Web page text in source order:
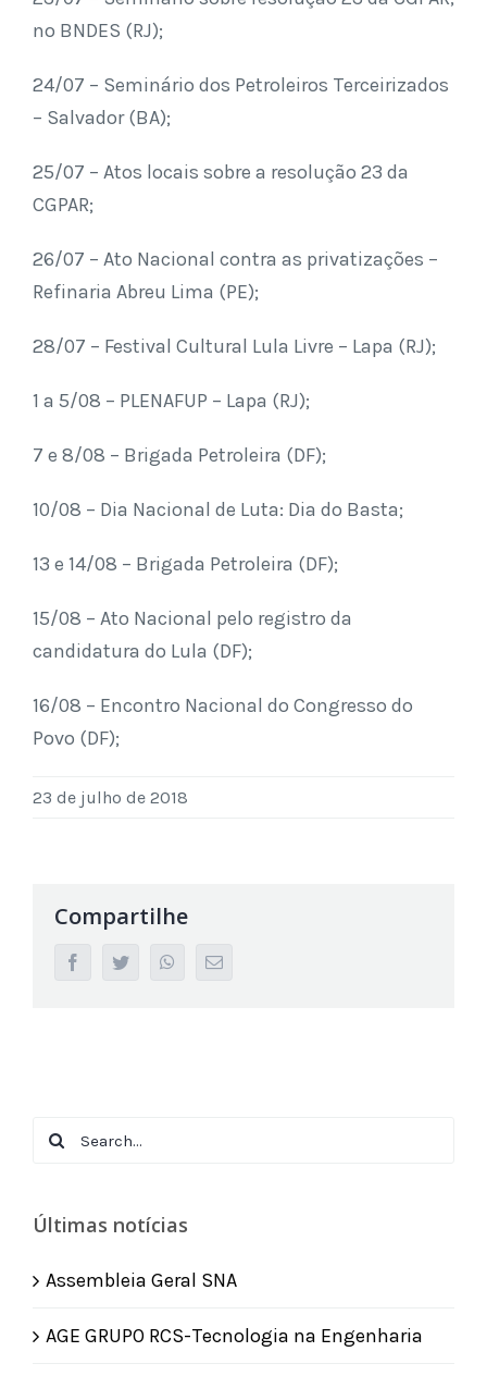
no BNDES (RJ);
24/07 – Seminário dos Petroleiros Terceirizados
– Salvador (BA);
25/07 – Atos locais sobre a resolução 23 da
CGPAR;
26/07 – Ato Nacional contra as privatizações –
Refinaria Abreu Lima (PE);
28/07 – Festival Cultural Lula Livre – Lapa (RJ);
1 a 5/08 – PLENAFUP – Lapa (RJ);
7 e 8/08 – Brigada Petroleira (DF);
10/08 – Dia Nacional de Luta: Dia do Basta;
13 e 14/08 – Brigada Petroleira (DF);
15/08 – Ato Nacional pelo registro da
candidatura do Lula (DF);
16/08 – Encontro Nacional do Congresso do
Povo (DF);
23 de julho de 2018
Compartilhe
facebooktwitter whatsappEmail
Search
Últimas notícias
Assembleia Geral SNA
AGE GRUPO RCS-Tecnologia na Engenharia